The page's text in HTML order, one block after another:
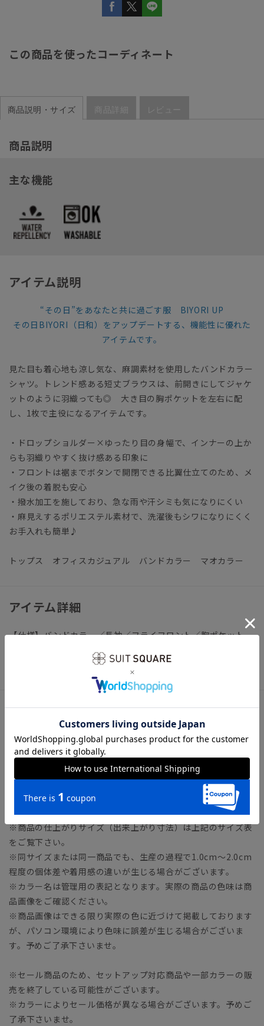
この商品を使ったコーディネート
商品説明・サイズ 商品詳細 レビュー
商品説明
主な機能
アイテム説明
“その日”をあなたと共に過ごす服 BIYORI UP
その日BIYORI（日和）をアップデートする、機能性に優れた
アイテムです。
見た目も着心地も涼し気な、麻調素材を使用したバンドカラー
シャツ。トレンド感ある短丈ブラウスは、前開きにしてジャケ
ットのように羽織っても◎ 大き目の胸ポケットを左右に配
し、1枚で主役になるアイテムです。
・ドロップショルダー×ゆったり目の身幅で、インナーの上か
らも羽織りやすく抜け感ある印象に
・フロントは裾までボタンで開閉できる比翼仕立てのため、メ
イク後の着脱も安心
・撥水加工を施しており、急な雨や汗シミも気になりにくい
・麻見えするポリエステル素材で、洗濯後もシワになりにくく
お手入れも簡単♪
トップス オフィスカジュアル バンドカラー マオカラー
アイテム詳細
【仕様】バンドカラー／長袖／フライフロント／胸ポケット
【洗濯表示】洗濯機可（ネット使用・弱水流）
サイズ詳細
モデル：163cm B80cm W60cm H88cm
着用サイズ：38
【38】着丈52.5cm バスト114.0cm 肩幅54.0cm 袖丈
50.0cm
※商品の仕上がりサイズ（出来上がり寸法）は上記のサイズ表
をご覧下さい。
※同サイズまたは同一商品でも、生産の過程で1.0cm～2.0cm
程度の個体差や着用感の違いが生じる場合がございます。
※カラー名は管理用の表記となります。実際の商品の色味は商
品画像をご確認ください。
※商品画像はできる限り実際の色に近づけて掲載しております
が、パソコン環境により色味に誤差が生じる場合がございま
す。予めご了承下さいませ。
※セール商品のため、セットアップ対応商品や一部カラーの販
売を終了している可能性がございます。
※カラーによりセール価格が異なる場合がございます。予めご
了承下さいませ。